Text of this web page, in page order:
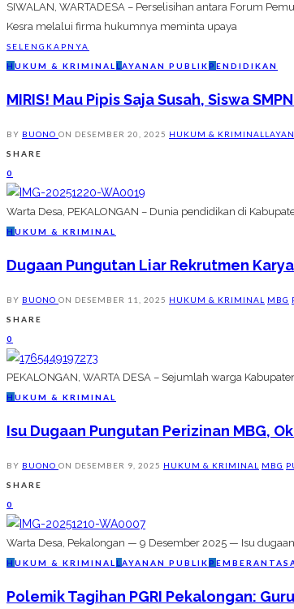
SIWALAN, WARTADESA – Perselisihan antara Forum
Kesra melalui firma hukumnya meminta upaya
SELENGKAPNYA
H UKUM & KRIMINAL L AYANAN PUBLIKP ENDIDIKAN
MIRIS! Mau Pipis Saja Susah, Siswa
BY BUONO ON DESEMBER 20, 2025 HUKUM & KRIMINAL
SHARE
0
Warta Desa, PEKALONGAN – Dunia pendidikan di
H UKUM & KRIMINAL
Dugaan Pungutan Liar Rekrutmen
BY BUONO ON DESEMBER 11, 2025 HUKUM & KRIMINAL MBG
SHARE
0
PEKALONGAN, WARTA DESA – Sejumlah warga
H UKUM & KRIMINAL
Isu Dugaan Pungutan Perizinan MBG,
BY BUONO ON DESEMBER 9, 2025 HUKUM & KRIMINAL MBG
SHARE
0
Warta Desa, Pekalongan — 9 Desember 2025 — Isu
H UKUM & KRIMINAL L AYANAN PUBLIKP
Polemik Tagihan PGRI Pekalongan: